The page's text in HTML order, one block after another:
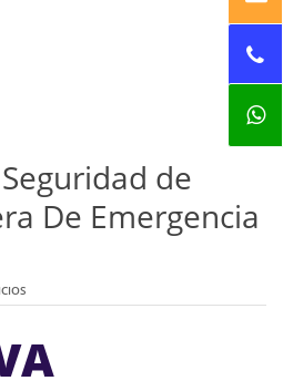
de
De Emergencia